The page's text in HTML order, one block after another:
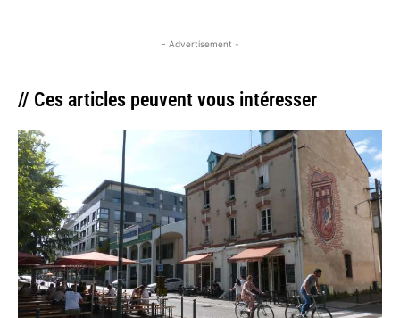
- Advertisement -
// Ces articles peuvent vous intéresser